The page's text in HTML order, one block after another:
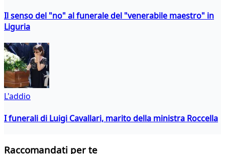
Il senso del "no" al funerale del "venerabile maestro" in
Liguria
L'addio
I funerali di Luigi Cavallari, marito della ministra Roccella
Raccomandati per te